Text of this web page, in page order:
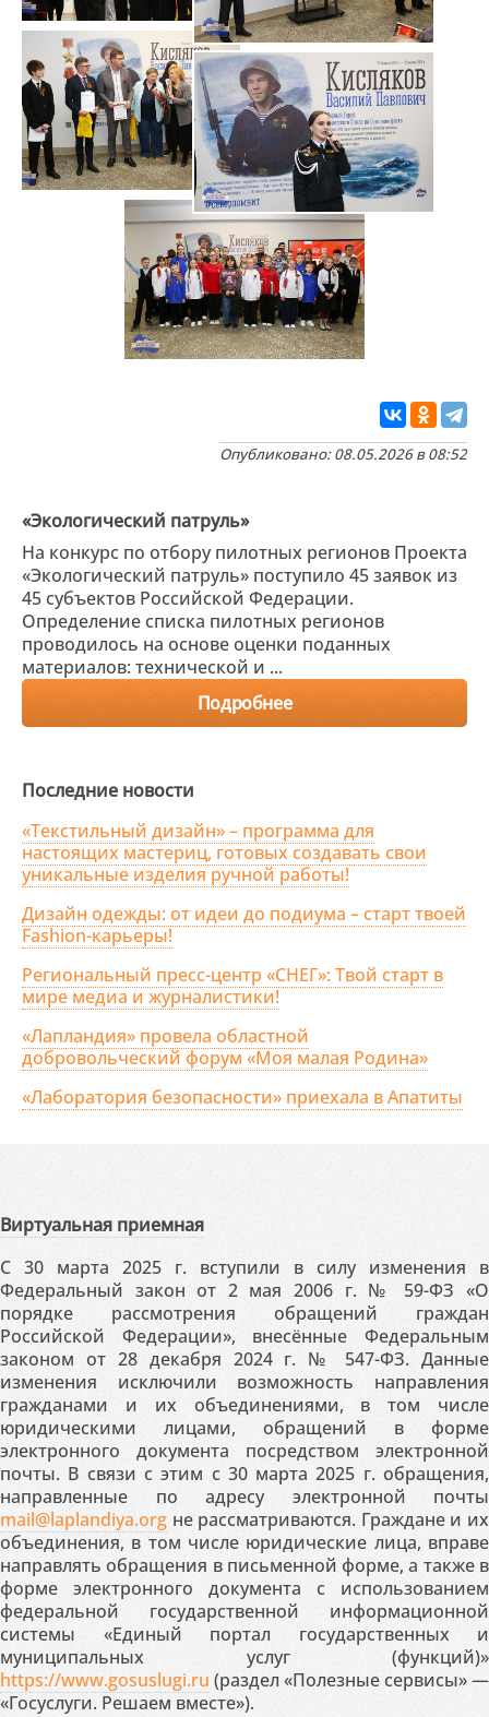
Опубликовано: 08.05.2026 в 08:52
«Экологический патруль»
На конкурс по отбору пилотных регионов Проекта
«Экологический патруль» поступило 45 заявок из
45 субъектов Российской Федерации.
Определение списка пилотных регионов
проводилось на основе оценки поданных
материалов: технической и ...
Подробнее
Последние новости
«Текстильный дизайн» – программа для
настоящих мастериц, готовых создавать свои
уникальные изделия ручной работы!
Дизайн одежды: от идеи до подиума – старт твоей
Fashion-карьеры!
Региональный пресс-центр «СНЕГ»: Твой старт в
мире медиа и журналистики!
«Лапландия» провела областной
добровольческий форум «Моя малая Родина»
«Лаборатория безопасности» приехала в Апатиты
Виртуальная приемная
С 30 марта 2025 г. вступили в силу изменения в
Федеральный закон от 2 мая 2006 г. № 59-ФЗ «О
порядке рассмотрения обращений граждан
Российской Федерации», внесённые Федеральным
законом от 28 декабря 2024 г. № 547-ФЗ. Данные
изменения исключили возможность направления
гражданами и их объединениями, в том числе
юридическими лицами, обращений в форме
электронного документа посредством электронной
почты. В связи с этим с 30 марта 2025 г. обращения,
направленные по адресу электронной почты
mail@laplandiya.org не рассматриваются. Граждане и их
объединения, в том числе юридические лица, вправе
направлять обращения в письменной форме, а также в
форме электронного документа с использованием
федеральной государственной информационной
системы «Единый портал государственных и
муниципальных услуг (функций)»
https://www.gosuslugi.ru (раздел «Полезные сервисы» —
«Госуслуги. Решаем вместе»).